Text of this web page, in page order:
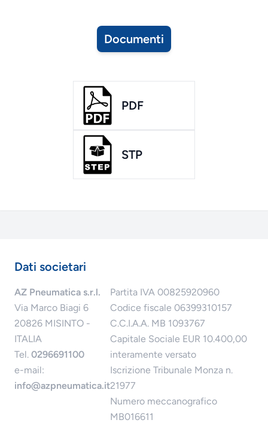
Documenti
PDF
STP
Dati societari
AZ Pneumatica s.r.l.
Via Marco Biagi 6
20826 MISINTO -
ITALIA
Tel. 0296691100
e-mail:
info@azpneumatica.it
Partita IVA 00825920960
Codice fiscale 06399310157
C.C.I.A.A. MB 1093767
Capitale Sociale EUR 10.400,00
interamente versato
Iscrizione Tribunale Monza n.
21977
Numero meccanografico
MB016611